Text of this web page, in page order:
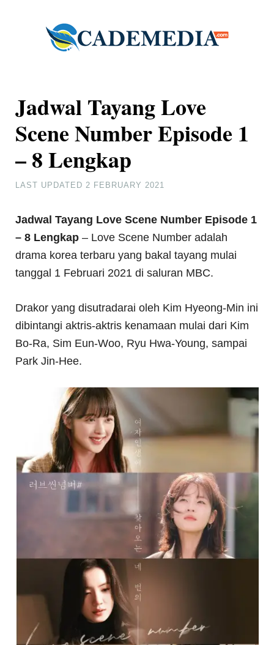
Jadwal Tayang Love
Scene Number Episode 1
– 8 Lengkap
LAST UPDATED2 FEBRUARY 2021
Jadwal Tayang Love Scene Number Episode 1
– 8 Lengkap – Love Scene Number adalah
drama korea terbaru yang bakal tayang mulai
tanggal 1 Februari 2021 di saluran MBC.
Drakor yang disutradarai oleh Kim Hyeong-Min ini
dibintangi aktris-aktris kenamaan mulai dari Kim
Bo-Ra, Sim Eun-Woo, Ryu Hwa-Young, sampai
Park Jin-Hee.